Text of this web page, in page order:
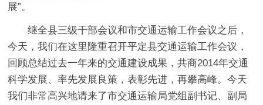
展”。
继全县三级干部会议和市交通运输工作会议之后，
今天，我们在这里隆重召开平定县交通运输工作会议，
回顾总结过去一年来的交通建设成果，共商2014年交通
科学发展、率先发展良策，表彰先进，再攀高峰。今天
我们非常高兴地请来了市交通运输局党组副书记、副局